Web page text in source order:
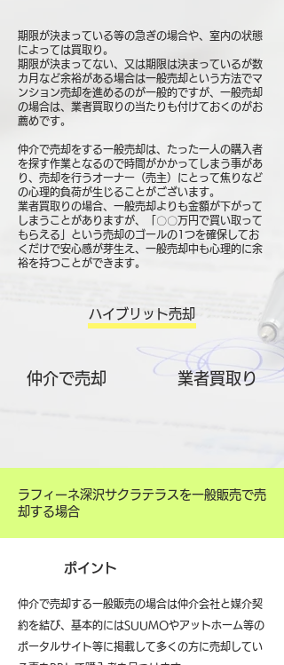
期限が決まっている等の急ぎの場合や、室内の状態
によっては買取り。
期限が決まってない、又は期限は決まっているが数
カ月など余裕がある場合は一般売却という方法でマ
ンション売却を進めるのが一般的ですが、一般売却
の場合は、業者買取りの当たりも付けておくのがお
薦めです。
仲介で売却をする一般売却は、たった一人の購入者
を探す作業となるので時間がかかってしまう事があ
り、売却を行うオーナー（売主）にとって焦りなど
の心理的負荷が生じることがございます。
業者買取りの場合、一般売却よりも金額が下がって
しまうことがありますが、「〇〇万円で買い取って
もらえる」という売却のゴールの1つを確保してお
くだけで安心感が芽生え、一般売却中も心理的に余
裕を持つことができます。
ハイブリット売却
仲介で売却 ​業者買取り
ラフィーネ深沢サクラテラスを一般販売で売
却する場合
ポイント
仲介で売却する一般販売の場合は仲介会社と媒介契
約を結び、基本的にはSUUMOやアットホーム等の
ポータルサイト等に掲載して多くの方に売却してい